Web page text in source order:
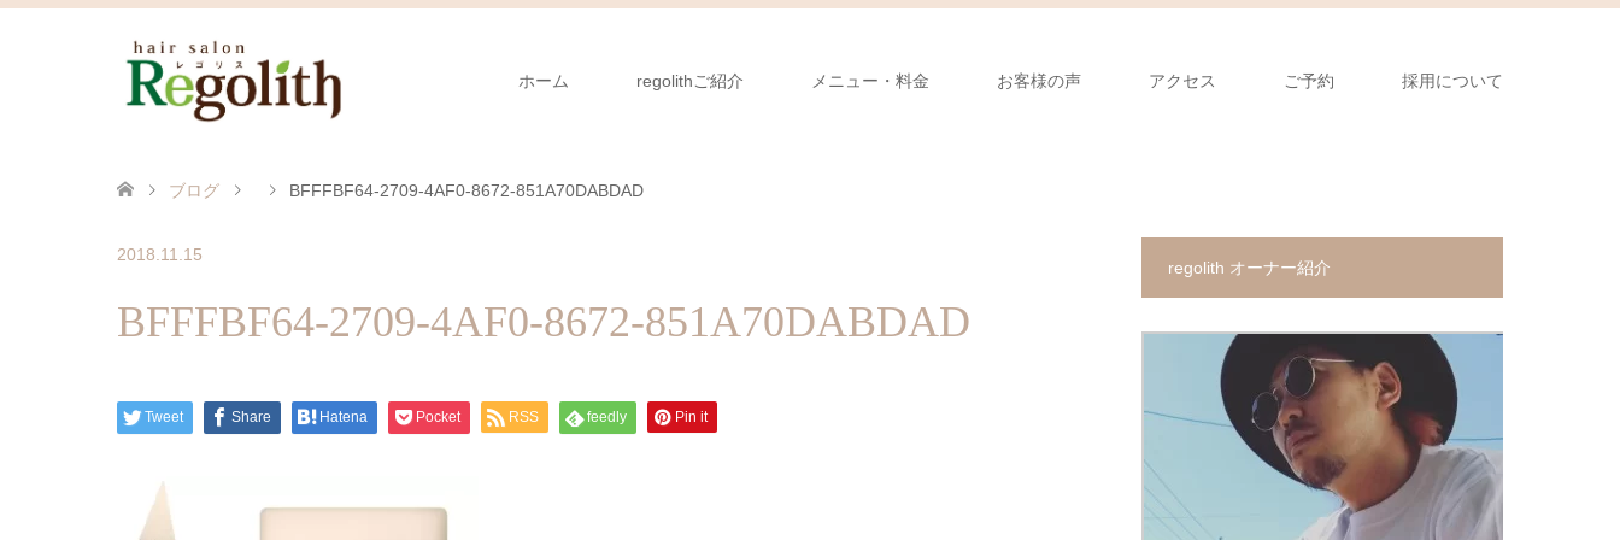
ホーム regolithご紹介 メニュー・料金 お客様の声 アクセス ご予約 採用について
ブログ BFFFBF64-2709-4AF0-8672-851A70DABDAD
2018.11.15
BFFFBF64-2709-4AF0-8672-851A70DABDAD
Tweet Share Hatena Pocket RSS feedly Pin it
regolith オーナー紹介